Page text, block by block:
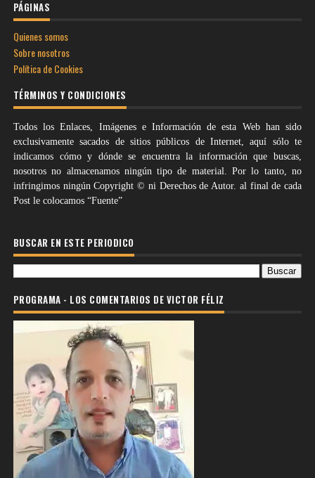
PÁGINAS
Quienes somos
Sobre nosotros
Política de Cookies
TÉRMINOS Y CONDICIONES
Todos los Enlaces, Imágenes e Información de esta Web han sido
exclusivamente sacados de sitios públicos de Internet, aquí sólo te
indicamos cómo y dónde se encuentra la información que buscas,
nosotros no almacenamos ningún tipo de material. Por lo tanto, no
infringimos ningún Copyright © ni Derechos de Autor. al final de cada
Post le colocamos “Fuente”
BUSCAR EN ESTE PERIODICO
PROGRAMA - LOS COMENTARIOS DE VICTOR FÉLIZ